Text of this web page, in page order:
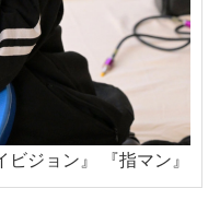
ジョン』 『指マン』